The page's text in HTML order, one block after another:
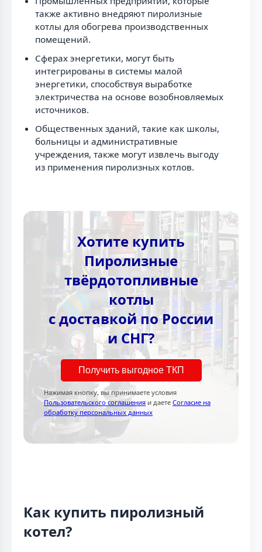
также активно внедряют пиролизные
котлы для обогрева производственных
помещений.
Сферах энергетики, могут быть
интегрированы в системы малой
энергетики, способствуя выработке
электричества на основе возобновляемых
источников.
Общественных зданий, такие как школы,
больницы и административные
учреждения, также могут извлечь выгоду
из применения пиролизных котлов.
Хотите купить
Пиролизные
твёрдотопливные
котлы
с доставкой по России
и СНГ?
Получить выгодное ТКП
Нажимая кнопку, вы принимаете условия
Пользовательского соглашения и даете Согласие на
обработку персональных данных
Как купить пиролизный
котел?